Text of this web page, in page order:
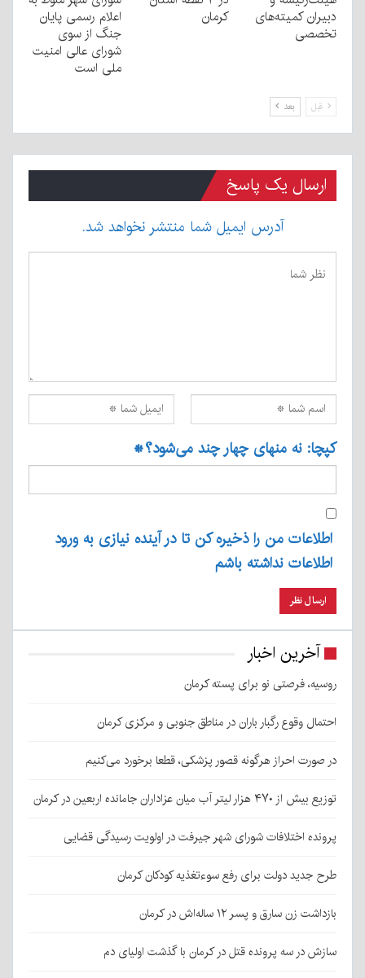
دبیران کمیته‌های
تخصصی
کرمان
اعلام رسمی پایان
جنگ از سوی
شورای عالی امنیت
ملی است
قبل بعد
ارسال یک پاسخ
آدرس ایمیل شما منتشر نخواهد شد.
کپچا: نه منهای چهار چند می‌شود؟*
اطلاعات من را ذخیره کن تا در آینده نیازی به ورود
اطلاعات نداشته باشم
آخرین اخبار
روسیه، فرصتی نو برای پسته کرمان
احتمال وقوع رگبار باران در مناطق جنوبی و مرکزی کرمان
در صورت احراز هرگونه قصور پزشکی، قطعا برخورد می‌کنیم
توزیع بیش از ۴۷۰ هزار لیتر آب میان عزاداران جامانده اربعین در کرمان
پرونده اختلافات شورای شهر جیرفت در اولویت رسیدگی قضایی
طرح جدید دولت برای رفع سوءتغذیه کودکان کرمان
بازداشت زن سارق و پسر ۱۲ ساله‌اش در کرمان
سازش در سه پرونده قتل در کرمان با گذشت اولیای دم